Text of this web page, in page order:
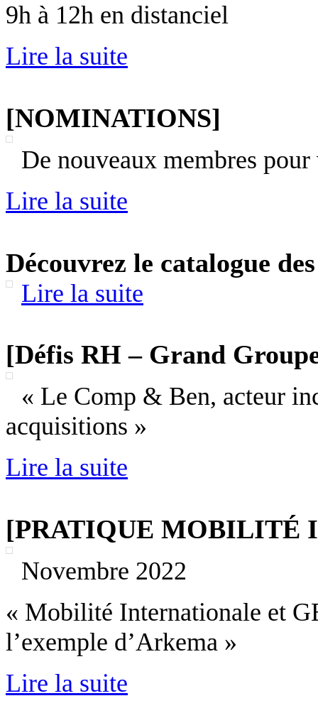
9h à 12h en distanciel
Lire la suite
[NOMINATIONS]
De nouveaux membres
Lire la suite
Découvrez le catalogue
Lire la suite
[Défis RH – Grand
« Le Comp & Ben, acteur
acquisitions »
Lire la suite
[PRATIQUE MOBILITÉ
Novembre 2022
« Mobilité Internationale et
l’exemple d’Arkema »
Lire la suite